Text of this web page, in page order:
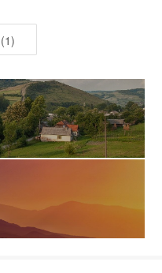
(1)